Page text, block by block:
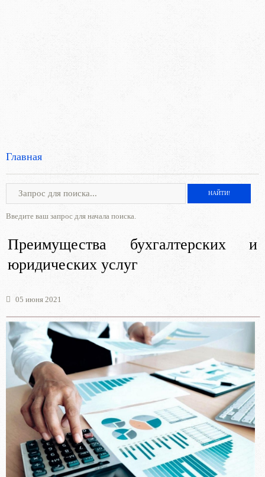
Главная
Введите ваш запрос для начала поиска.
Преимущества бухгалтерских и
юридических услуг
05 июня 2021